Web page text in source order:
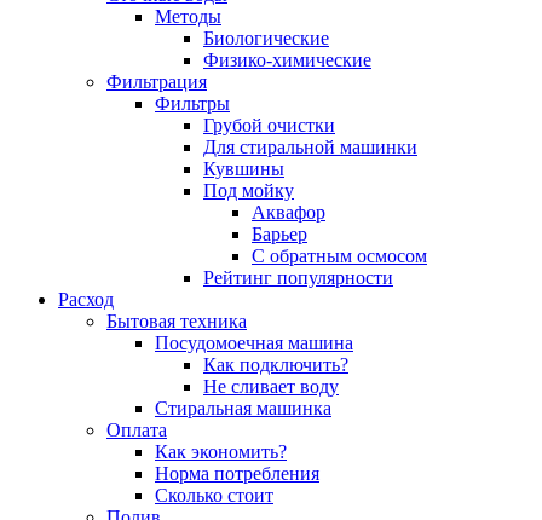
Методы
Биологические
Физико-химические
Фильтрация
Фильтры
Грубой очистки
Для стиральной машинки
Кувшины
Под мойку
Аквафор
Барьер
С обратным осмосом
Рейтинг популярности
Расход
Бытовая техника
Посудомоечная машина
Как подключить?
Не сливает воду
Стиральная машинка
Оплата
Как экономить?
Норма потребления
Сколько стоит